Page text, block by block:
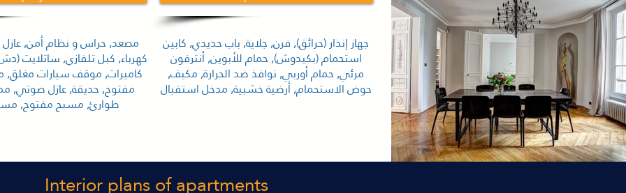
مصعد, حراس و نظام أمن, عازل
كهرباء, كبل تلفازي, ساتلايت
كاميرات, موقف سيارات
مفتوح, حديقة, عازل صوتي,
طوارئ, مسبح مفتوح,
جهاز إنذار (حرائق), فرن, جلاية, باب حديدي, كابين
استحمام (بكيدوش), حمام للأبوين, أنترفون
مرئي, حمام أوربي, نوافذ ضد الحرارة, مكيف,
حوض الاستحمام, أرضية خشبية, مدخل استقبال
Interior plans of apartments